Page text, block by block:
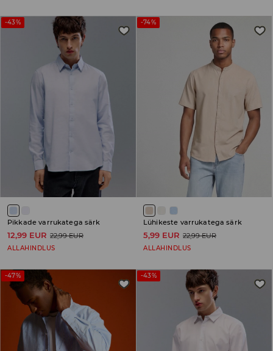
-43%
Pikkade varrukatega särk
12,99 EUR 22,99 EUR
ALLAHINDLUS
-74%
Lühikeste varrukatega särk
5,99 EUR 22,99 EUR
ALLAHINDLUS
-47% -43%